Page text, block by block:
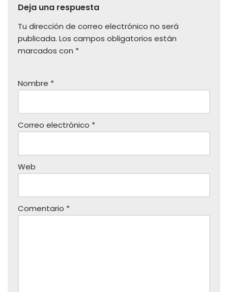
Deja una respuesta
Tu dirección de correo electrónico no será
publicada. Los campos obligatorios están
marcados con *
Nombre *
Correo electrónico *
Web
Comentario *